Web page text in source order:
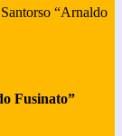
“Arnaldo
Fusinato”